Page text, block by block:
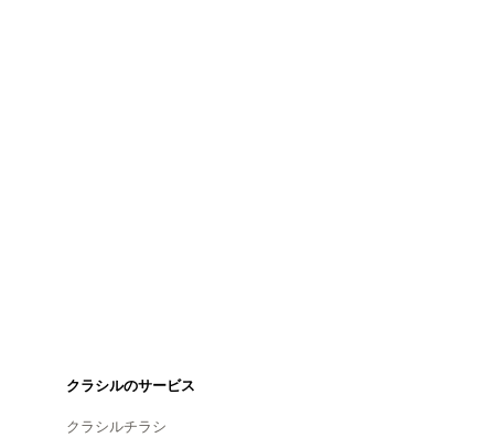
クラシルのサービス
クラシルチラシ